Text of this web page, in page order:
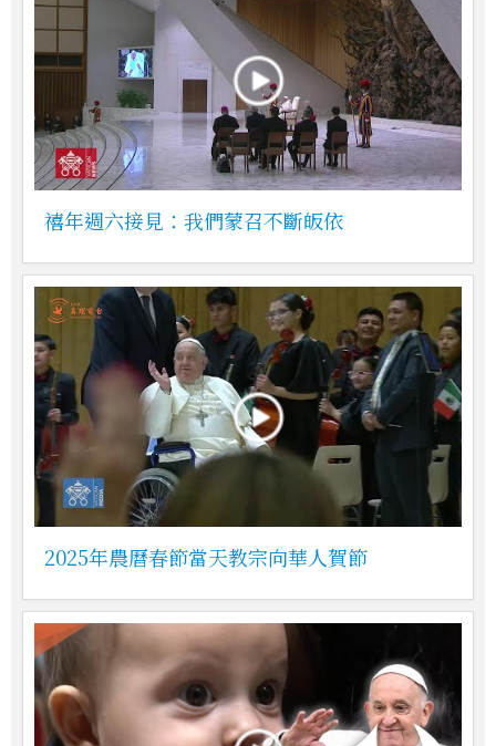
禧年週六接見：我們蒙召不斷皈依
2025年農曆春節當天教宗向華人賀節